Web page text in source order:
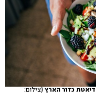
דיאטת כדור הארץ (צילום: